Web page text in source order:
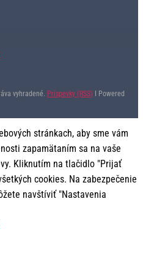
vyhradené. Príspevky (RSS) I Powered
stránkach, aby sme vám
zapamätaním sa na vaše
Kliknutím na tlačidlo "Prijať
cookies. Na zabezpečenie
navštíviť "Nastavenia